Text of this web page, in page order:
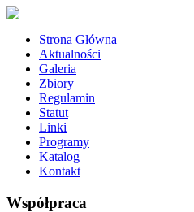
Strona Główna
Aktualności
Galeria
Zbiory
Regulamin
Statut
Linki
Programy
Katalog
Kontakt
Współpraca